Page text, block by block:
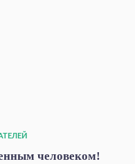
человеком!